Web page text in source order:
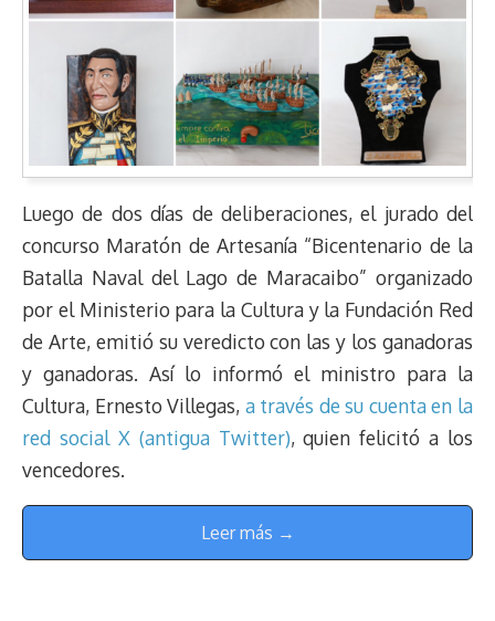
Luego de dos días de deliberaciones, el jurado del
concurso Maratón de Artesanía “Bicentenario de la
Batalla Naval del Lago de Maracaibo” organizado
por el Ministerio para la Cultura y la Fundación Red
de Arte, emitió su veredicto con las y los ganadoras
y ganadoras. Así lo informó el ministro para la
Cultura, Ernesto Villegas, a través de su cuenta en la
red social X (antigua Twitter), quien felicitó a los
vencedores.
Leer más →